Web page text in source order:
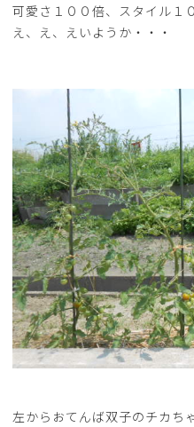
可愛さ１００倍、スタイル１
え、え、えいようか・・・
左からおてんば双子のチカち